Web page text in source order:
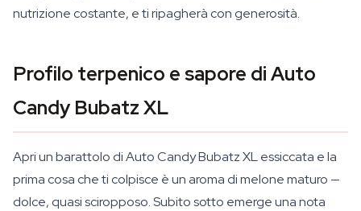
nutrizione costante, e ti ripagherà con generosità.
Profilo terpenico e sapore di Auto
Candy Bubatz XL
Apri un barattolo di Auto Candy Bubatz XL essiccata e la
prima cosa che ti colpisce è un aroma di melone maturo —
dolce, quasi sciropposo. Subito sotto emerge una nota